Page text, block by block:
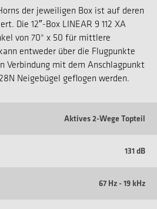
der jeweiligen Box ist auf deren
Die 12″-Box LINEAR 9 112 XA
von 70° x 50 für mittlere
entweder über die Flugpunkte
Verbindung mit dem Anschlagpunkt
Neigebügel geflogen werden.
Aktives 2-Wege Topteil
131 dB
67 Hz - 19 kHz